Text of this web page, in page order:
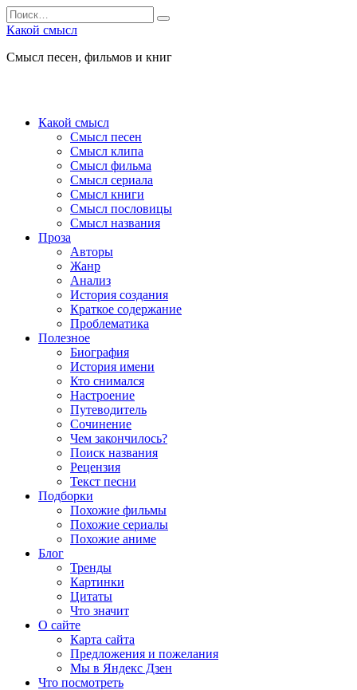
Перейти
к
Search
for:
Какой смысл
Смысл песен, фильмов и книг
Какой смысл
Смысл песен
Смысл клипа
Смысл фильма
Смысл сериала
Смысл книги
Смысл пословицы
Смысл названия
Проза
Авторы
Жанр
Анализ
История создания
Краткое содержание
Проблематика
Полезное
Биография
История имени
Кто снимался
Настроение
Путеводитель
Сочинение
Чем закончилось?
Поиск названия
Рецензия
Текст песни
Подборки
Похожие фильмы
Похожие сериалы
Похожие аниме
Блог
Тренды
Картинки
Цитаты
Что значит
О сайте
Карта сайта
Предложения и пожелания
Мы в Яндекс Дзен
Что посмотреть